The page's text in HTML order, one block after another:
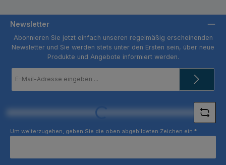
Newsletter
Abonnieren Sie jetzt einfach unseren regelmäßig erscheinenden
Newsletter und Sie werden stets unter den Ersten sein, über neue
Produkte und Angebote informiert werden.
Mail-
Loading...
Um weiterzugehen, geben Sie die oben abgebildeten Zeichen ein *